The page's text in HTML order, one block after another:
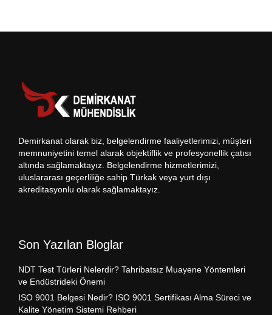
Demirkanat olarak biz, belgelendirme faaliyetlerimizi, müşteri
memnuniyetini temel alarak objektiflik ve profesyonellik çatısı
altında sağlamaktayız. Belgelendirme hizmetlerimizi,
uluslararası geçerliliğe sahip Türkak veya yurt dışı
akreditasyonlu olarak sağlamaktayız.
Son Yazılan Bloglar
NDT Test Türleri Nelerdir? Tahribatsız Muayene Yöntemleri
ve Endüstrideki Önemi
ISO 9001 Belgesi Nedir? ISO 9001 Sertifikası Alma Süreci ve
Kalite Yönetim Sistemi Rehberi